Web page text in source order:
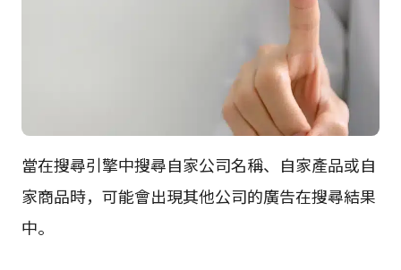
當在搜尋引擎中搜尋自家公司名稱、自家產品或自
家商品時，可能會出現其他公司的廣告在搜尋結果
中。